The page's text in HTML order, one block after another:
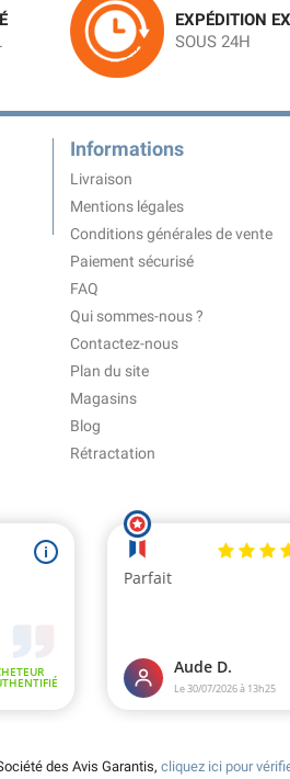
EXPÉDITION
SOUS 24H
Informations
Livraison
Mentions légales
Conditions générales de vente
Paiement sécurisé
FAQ
Qui sommes-nous ?
Contactez-nous
Plan du site
Magasins
Blog
Rétractation
des Avis Garantis, cliquez ici pour